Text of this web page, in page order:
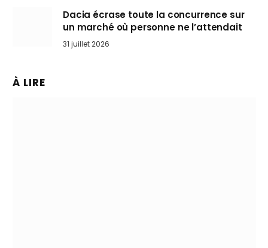
Dacia écrase toute la concurrence sur
un marché où personne ne l’attendait
31 juillet 2026
À LIRE